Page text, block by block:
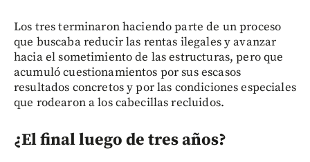
Los tres terminaron haciendo parte de un proceso
que buscaba reducir las rentas ilegales y avanzar
hacia el sometimiento de las estructuras, pero que
acumuló cuestionamientos por sus escasos
resultados concretos y por las condiciones especiales
que rodearon a los cabecillas recluidos.
¿El final luego de tres años?